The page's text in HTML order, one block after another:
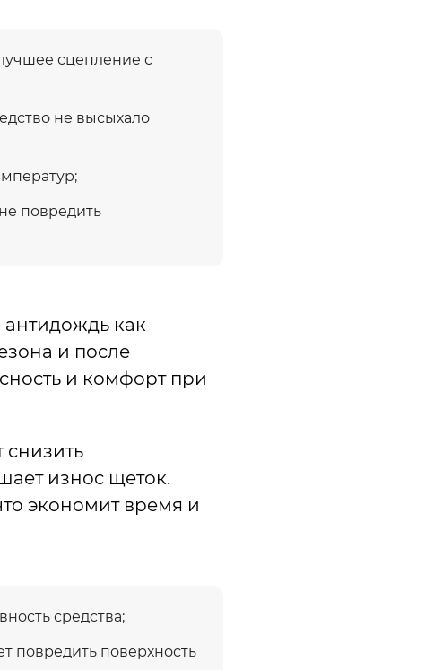
сцепление с
не высыхало
повредить
как
и после
и комфорт при
износ щеток.
экономит время и
средства;
повредить поверхность